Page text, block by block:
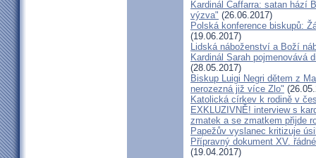
Kardinál Caffarra: satan hází
výzva" (26.06.2017)
Polská konference biskupů:
(19.06.2017)
Lidská náboženství a Boží
Kardinál Sarah pojmenovává
(28.05.2017)
Biskup Luigi Negri dětem z
nerozezná již více Zlo"
Katolická církev k rodině v
EXKLUZIVNĚ! interview s
zmatek a se zmatkem přijde
Papežův vyslanec kritizuje
Přípravný dokument XV.
(19.04.2017)